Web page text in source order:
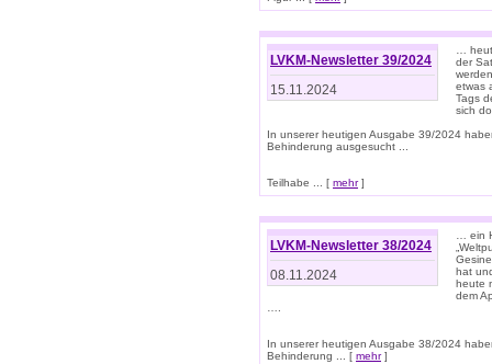
LVKM-Newsletter 39/2024
15.11.2024
…
der
etwas
Tags
sich
In unserer heutigen Ausgabe 39/2024
Behinderung ausgesucht ...
Teilhabe ... [ mehr]
LVKM-Newsletter 38/2024
08.11.2024
… ein
hat
heute
dem
In unserer heutigen Ausgabe 38/2024
Behinderung ... [ mehr]